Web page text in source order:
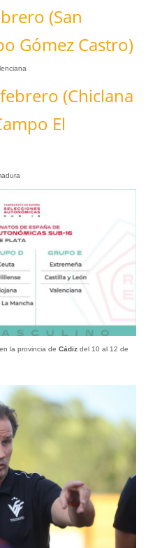
(San
Gómez Castro)
(Chiclana
El
la provincia de Cádizdel 10 al 12 de